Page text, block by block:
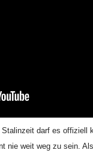
darf es offiziell
nie weit weg zu sein.